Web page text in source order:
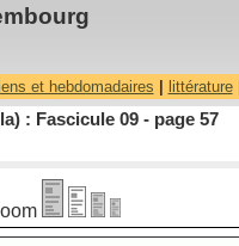
et hebdomadaires littérature|
: Fascicule 09 - page 57